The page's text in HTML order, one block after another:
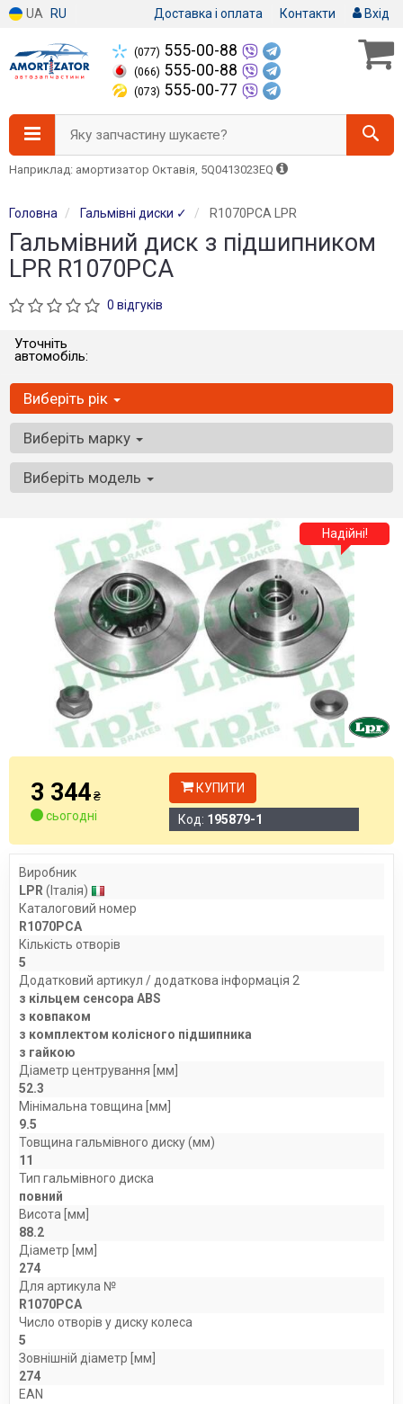
UA RU Доставка і оплата Контакти Вхід
(077) 555-00-88
(066) 555-00-88
(073) 555-00-77
Яку запчастину шукаєте?
Наприклад: амортизатор Октавія, 5Q0413023EQ
Головна Гальмівні диски ✓ R1070PCA LPR
Гальмівний диск з підшипником
LPR R1070PCA
0 відгуків
Уточніть
автомобіль:
Виберіть рік
Виберіть марку
Виберіть модель
Надійні!
3 344₴
сьогодні
КУПИТИ
Код: 195879-1
Виробник
LPR (Італія)
Каталоговий номер
R1070PCA
Кількість отворів
5
Додатковий артикул / додаткова інформація 2
з кільцем сенсора ABS
з ковпаком
з комплектом колісного підшипника
з гайкою
Діаметр центрування [мм]
52.3
Мінімальна товщина [мм]
9.5
Товщина гальмівного диску (мм)
11
Тип гальмівного диска
повний
Висота [мм]
88.2
Діаметр [мм]
274
Для артикула №
R1070PCA
Число отворів у диску колеса
5
Зовнішній діаметр [мм]
274
EAN